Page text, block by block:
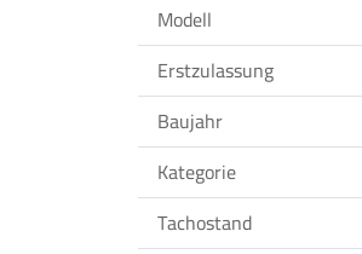
Modell
Erstzulassung
Baujahr
Kategorie
Tachostand